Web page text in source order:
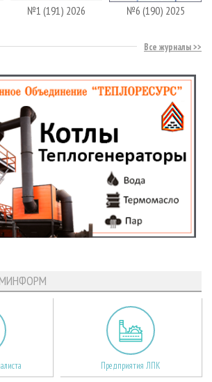
№1 (191) 2026 №6 (190) 2025
Все журналы
Предприятия ЛПК